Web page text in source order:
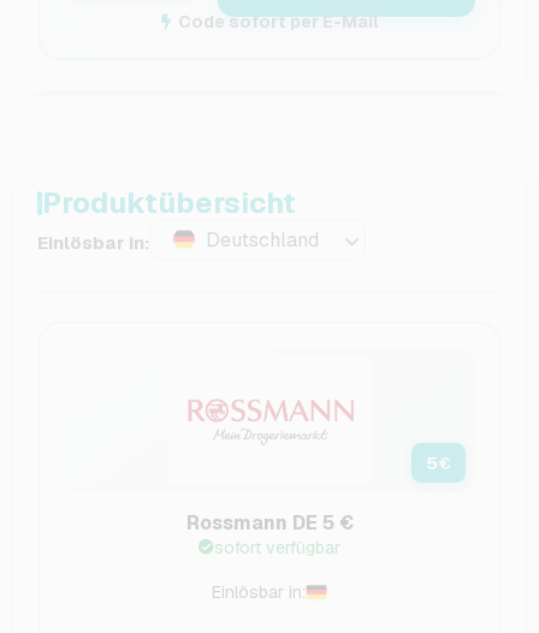
Code sofort per E-Mail
Produktübersicht
Einlösbar in: Deutschland
5€
Rossmann DE 5 €
sofort verfügbar
Einlösbar in: